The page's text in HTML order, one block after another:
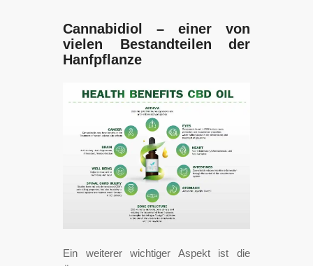
Cannabidiol – einer von
vielen Bestandteilen der
Hanfpflanze
Ein weiterer wichtiger Aspekt ist die